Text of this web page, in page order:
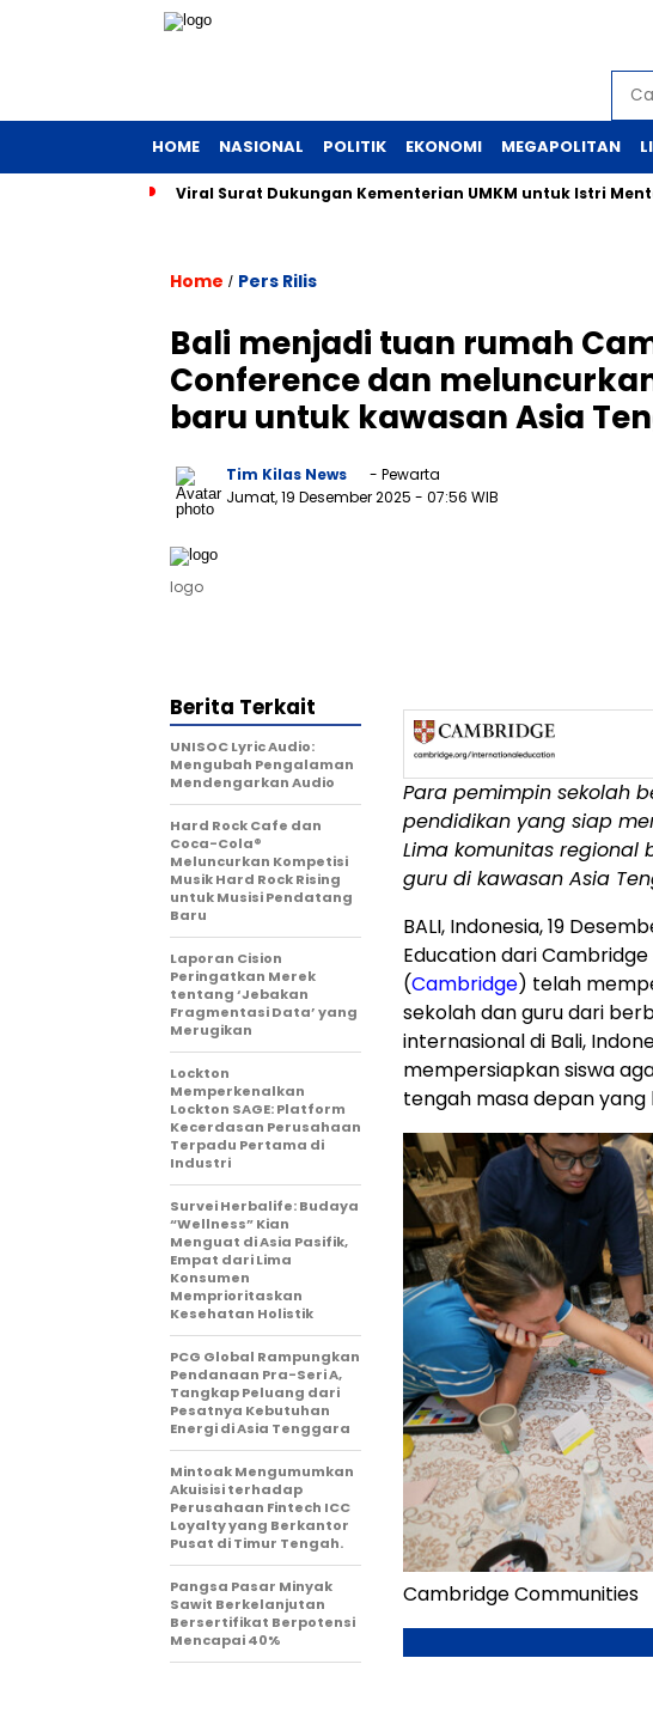
HOME NASIONAL POLITIK EKONOMI MEGAPOLITAN
Viral Surat Dukungan Kementerian UMKM untuk Istri
Home / Pers Rilis
Bali menjadi tuan rumah
Conference dan
baru untuk kawasan Asia
Tim Kilas News
- Pewarta
Jumat, 19 Desember 2025 - 07:56 WIB
logo
Para pemimpin sekolah
pendidikan yang siap
Lima komunitas regional
guru di kawasan Asia
BALI, Indonesia, 19
Education dariCambridge
(Cambridge) telah
sekolah dan guru dari
internasional di Bali,
mempersiapkan siswa
tengah masa depan
Cambridge Communities
Berita Terkait
UNISOC Lyric Audio:
Mengubah Pengalaman
Mendengarkan Audio
Hard Rock Cafe dan
Coca-Cola®
Meluncurkan Kompetisi
Musik Hard Rock Rising
untuk Musisi Pendatang
Baru
Laporan Cision
Peringatkan Merek
tentang ‘Jebakan
Fragmentasi Data’ yang
Merugikan
Lockton
Memperkenalkan
Lockton SAGE: Platform
Kecerdasan Perusahaan
Terpadu Pertama di
Industri
Survei Herbalife: Budaya
“Wellness” Kian
Menguat di Asia Pasifik,
Empat dari Lima
Konsumen
Memprioritaskan
Kesehatan Holistik
PCG Global Rampungkan
Pendanaan Pra-Seri A,
Tangkap Peluang dari
Pesatnya Kebutuhan
Energi di Asia Tenggara
Mintoak Mengumumkan
Akuisisi terhadap
Perusahaan Fintech ICC
Loyalty yang Berkantor
Pusat di Timur Tengah.
Pangsa Pasar Minyak
Sawit Berkelanjutan
Bersertifikat Berpotensi
Mencapai 40%